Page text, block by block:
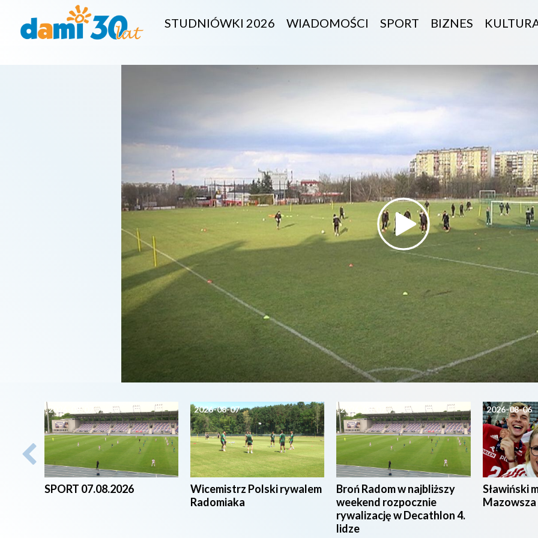
STUDNIÓWKI 2026 WIADOMOŚCI SPORT BIZNES
2026-08-07
SPORT 07.08.2026
2026-08-07
Wicemistrz Polski rywalem
Radomiaka
2026-08-07
Broń Radom w najbliższy
weekend rozpocznie
rywalizację w Decathlon 4.
lidze
2026-08-06
Sławiński
Mazowsza